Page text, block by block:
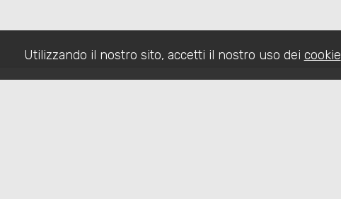
Utilizzando il nostro sito, accetti il nostro uso dei cookie